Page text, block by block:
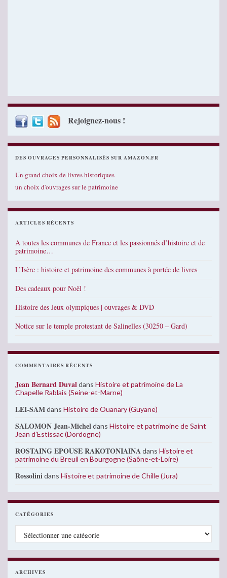
Rejoignez-nous !
DES OUVRAGES PERSONNALISÉS SUR AMAZON.FR
Un grand choix de livres historiques
un choix d'ouvrages sur le patrimoine
ARTICLES RÉCENTS
A toutes les communes de France et les passionnés d’histoire et de
patrimoine…
L’Isère : histoire et patrimoine des communes à portée de livres
Des cadeaux pour Noël !
Histoire des Jeux olympiques | ouvrages & DVD
Notice sur le temple protestant de Salinelles (30250 – Gard)
COMMENTAIRES RÉCENTS
Jean Bernard Duvaldans Histoire et patrimoine de La
Chapelle Rablais (Seine-et-Marne)
LEI-SAMdans Histoire de Ouanary (Guyane)
SALOMON Jean-Micheldans Histoire et patrimoine de Saint
Jean d’Estissac (Dordogne)
ROSTAING EPOUSE RAKOTONIAINAdans Histoire et
patrimoine du Breuil en Bourgogne (Saône-et-Loire)
Rossolinidans Histoire et patrimoine de Chille (Jura)
CATÉGORIES
Catégories
ARCHIVES